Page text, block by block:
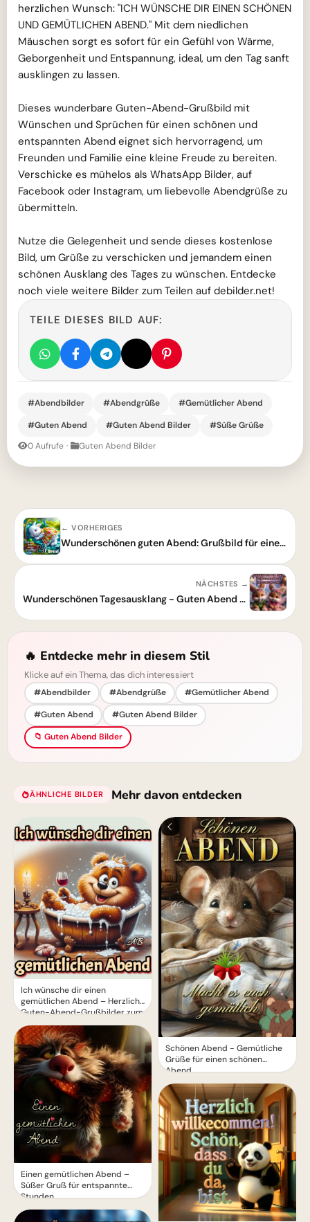
herzlichen Wunsch: "ICH WÜNSCHE DIR EINEN SCHÖNEN
UND GEMÜTLICHEN ABEND." Mit dem niedlichen
Mäuschen sorgt es sofort für ein Gefühl von Wärme,
Geborgenheit und Entspannung, ideal, um den Tag sanft
ausklingen zu lassen.
Dieses wunderbare Guten-Abend-Grußbild mit
Wünschen und Sprüchen für einen schönen und
entspannten Abend eignet sich hervorragend, um
Freunden und Familie eine kleine Freude zu bereiten.
Verschicke es mühelos als WhatsApp Bilder, auf
Facebook oder Instagram, um liebevolle Abendgrüße zu
übermitteln.
Nutze die Gelegenheit und sende dieses kostenlose
Bild, um Grüße zu verschicken und jemandem einen
schönen Ausklang des Tages zu wünschen. Entdecke
noch viele weitere Bilder zum Teilen auf debilder.net!
TEILE DIESES BILD AUF:
#Abendbilder #Abendgrüße
#Gemütlicher Abend
#Guten Abend
#Guten Abend Bilder
#Süße Grüße
0 Aufrufe · Guten Abend Bilder
← VORHERIGES
Wunderschönen guten Abend: Grußbild für einen erholsamen Abend mit lieben Wünschen
NÄCHSTES →
Wunderschönen Tagesausklang - Guten Abend Gruß
🔥 Entdecke mehr in diesem Stil
Klicke auf ein Thema, das dich interessiert
#Abendbilder #Abendgrüße
#Gemütlicher Abend
#Guten Abend
#Guten Abend Bilder
📁 Guten Abend Bilder
ÄHNLICHE BILDER Mehr davon entdecken
Ich wünsche dir einen
gemütlichen Abend – Herzliche
Guten-Abend-Grußbilder zum
Teilen
Einen gemütlichen Abend –
Süßer Gruß für entspannte
Stunden
Schönen Abend - Gemütliche
Grüße für einen schönen
Abend